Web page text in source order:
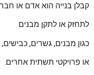
קבלן בנייה הוא אדם או
לתחזק או לתקן מבנים
כגון מבנים, גשרים, כבישים,
או פרויקטי תשתית אחרים.